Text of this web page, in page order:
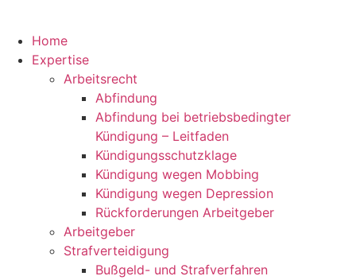
Home
Expertise
Arbeitsrecht
Abfindung
Abfindung bei betriebsbedingter
Kündigung – Leitfaden
Kündigungsschutzklage
Kündigung wegen Mobbing
Kündigung wegen Depression
Rückforderungen Arbeitgeber
Arbeitgeber
Strafverteidigung
Bußgeld- und Strafverfahren